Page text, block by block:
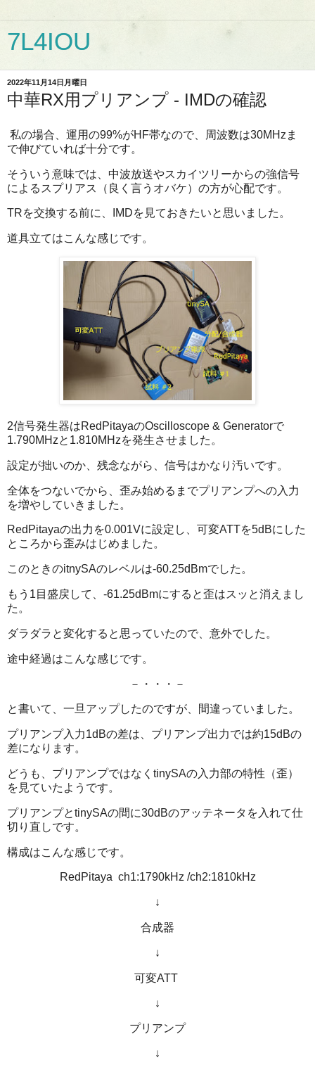
7L4IOU
2022年11月14日月曜日
中華RX用プリアンプ - IMDの確認
私の場合、運用の99%がHF帯なので、周波数は30MHzま
で伸びていれば十分です。
そういう意味では、中波放送やスカイツリーからの強信号
によるスプリアス（良く言うオバケ）の方が心配です。
TRを交換する前に、IMDを見ておきたいと思いました。
道具立てはこんな感じです。
2信号発生器はRedPitayaのOscilloscope & Generatorで
1.790MHzと1.810MHzを発生させました。
設定が拙いのか、残念ながら、信号はかなり汚いです。
全体をつないでから、歪み始めるまでプリアンプへの入力
を増やしていきました。
RedPitayaの出力を0.001Vに設定し、可変ATTを5dBにした
ところから歪みはじめました。
このときのitnySAのレベルは-60.25dBmでした。
もう1目盛戻して、-61.25dBmにすると歪はスッと消えまし
た。
ダラダラと変化すると思っていたので、意外でした。
途中経過はこんな感じです。
－・・・－
と書いて、一旦アップしたのですが、間違っていました。
プリアンプ入力1dBの差は、プリアンプ出力では約15dBの
差になります。
どうも、プリアンプではなくtinySAの入力部の特性（歪）
を見ていたようです。
プリアンプとtinySAの間に30dBのアッテネータを入れて仕
切り直しです。
構成はこんな感じです。
RedPitaya ch1:1790kHz /ch2:1810kHz
↓
合成器
↓
可変ATT
↓
プリアンプ
↓